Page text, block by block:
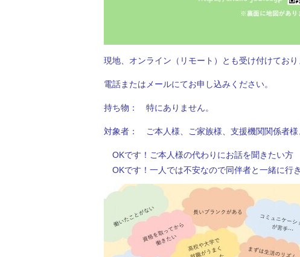
現地、オンライン（リモート）とも受け付けており
電話またはメールにてお申し込みください。
持ち物： 特にありません。
対象者： ご本人様、ご家族様、支援機関関係者様
OKです！ご本人様の代わりにお話を聞きたい方
OKです！一人では不安なので同伴者と一緒に行